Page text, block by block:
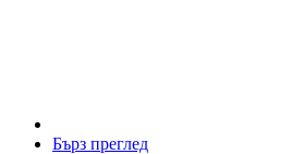
Бърз преглед